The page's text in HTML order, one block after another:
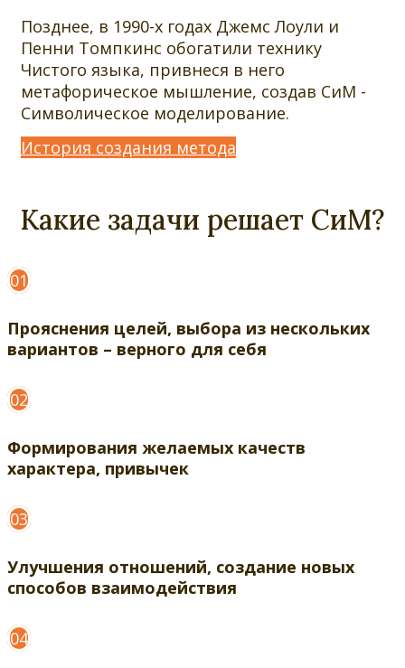
Позднее, в 1990-х годах Джемс Лоули и
Пенни Томпкинс обогатили технику
Чистого языка, привнеся в него
метафорическое мышление, создав СиМ -
Символическое моделирование.
История создания метода
Какие задачи решает СиМ?
01
Прояснения целей, выбора из нескольких
вариантов – верного для себя
02
Формирования желаемых качеств
характера, привычек
03
Улучшения отношений, создание новых
способов взаимодействия
04